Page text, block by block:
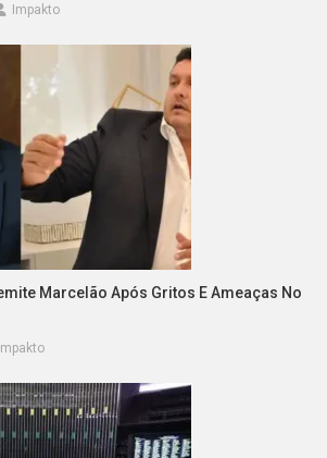
Impakto
Marcelão Após Gritos E Ameaças No